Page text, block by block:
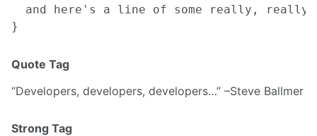
and here's a line of some really,
Quote Tag
Developers, developers, developers… –Steve Ballmer
Strong Tag